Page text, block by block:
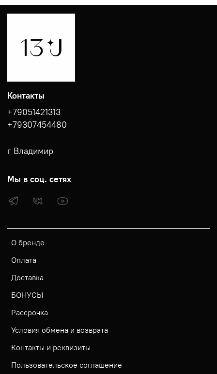
О бренде
Оплата
Доставка
БОНУСЫ
Рассрочка
Условия обмена и возврата
Контакты и реквизиты
Пользовательское соглашение
Контакты
+79051421313
+79307454480
г Владимир
Мы в соц. сетях